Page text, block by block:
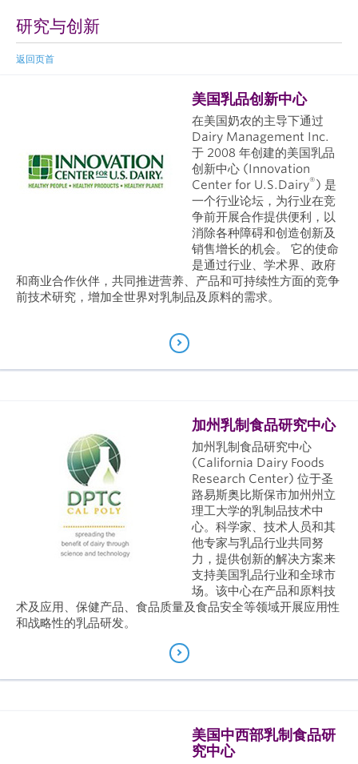
研究与创新
返回页首
美国乳品创新中心
在美国奶农的主导下通过
Dairy Management Inc.
于 2008 年创建的美国乳品
创新中心 (Innovation
Center for U.S.Dairy®) 是
一个行业论坛，为行业在竞
争前开展合作提供便利，以
消除各种障碍和创造创新及
销售增长的机会。 它的使命
是通过行业、学术界、政府
和商业合作伙伴，共同推进营养、产品和可持续性方面的竞争
前技术研究，增加全世界对乳制品及原料的需求。
加州乳制食品研究中心
加州乳制食品研究中心
(California Dairy Foods
Research Center) 位于圣
路易斯奥比斯保市加州州立
理工大学的乳制品技术中
心。科学家、技术人员和其
他专家与乳品行业共同努
力，提供创新的解决方案来
支持美国乳品行业和全球市
场。该中心在产品和原料技
术及应用、保健产品、食品质量及食品安全等领域开展应用性
和战略性的乳品研发。
美国中西部乳制食品研
究中心